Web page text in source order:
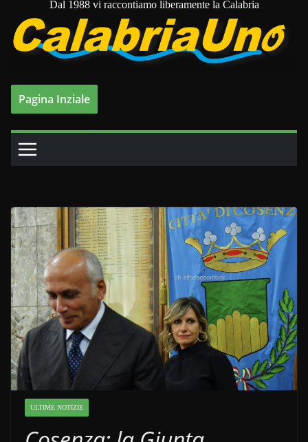
contenuto
Dal 1988 vi raccontiamo liberamente la Calabria
Pagina Inziale
ULTIME NOTIZIE